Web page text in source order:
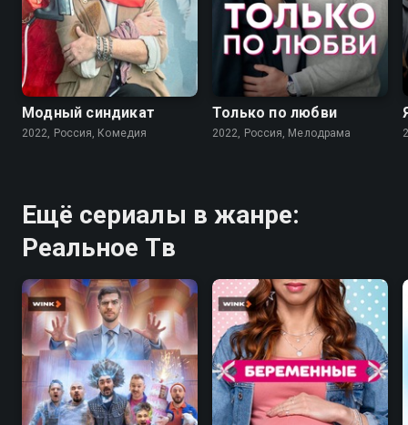
7.6
Модный синдикат
2022, Россия, Комедия
Только по любви
2022, Россия, Мелодрама
Ещё сериалы в жанре:
Реальное Тв